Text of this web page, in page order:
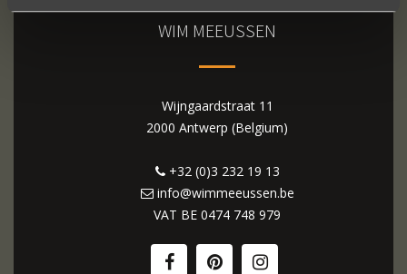
WIM MEEUSSEN
Wijngaardstraat 11
2000 Antwerp (Belgium)
+32 (0)3 232 19 13
info@wimmeeussen.be
VAT BE 0474 748 979